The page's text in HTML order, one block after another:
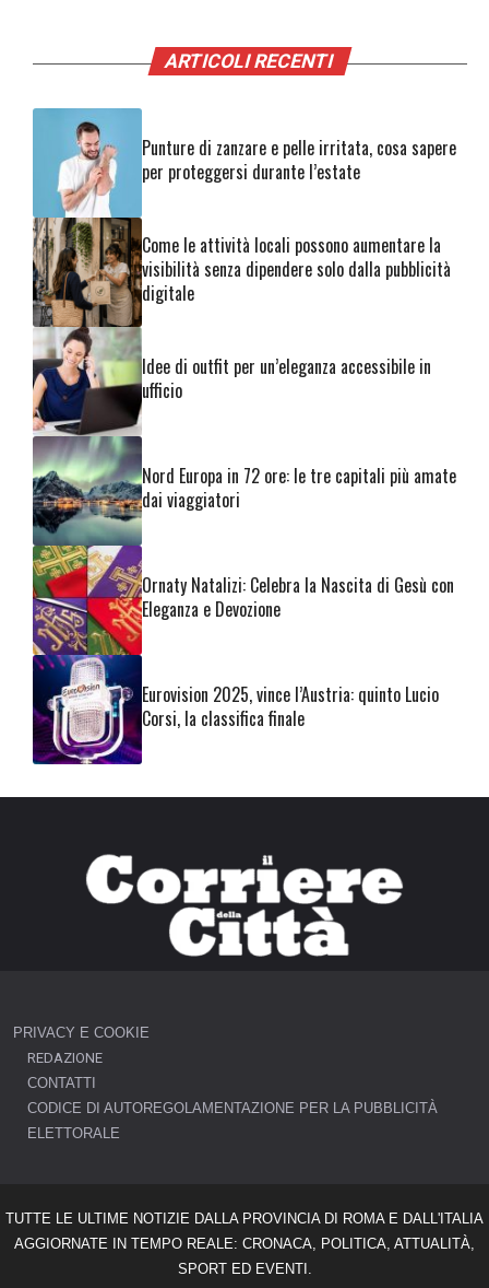
ARTICOLI RECENTI
Punture di zanzare e pelle irritata, cosa sapere
per proteggersi durante l’estate
Come le attività locali possono aumentare la
visibilità senza dipendere solo dalla pubblicità
digitale
Idee di outfit per un’eleganza accessibile in
ufficio
Nord Europa in 72 ore: le tre capitali più amate
dai viaggiatori
Ornaty Natalizi: Celebra la Nascita di Gesù con
Eleganza e Devozione
Eurovision 2025, vince l’Austria: quinto Lucio
Corsi, la classifica finale
PRIVACY E COOKIE
REDAZIONE
CONTATTI
CODICE DI AUTOREGOLAMENTAZIONE PER LA PUBBLICITÀ
ELETTORALE
TUTTE LE ULTIME NOTIZIE DALLA PROVINCIA DI ROMA E DALL'ITALIA
AGGIORNATE IN TEMPO REALE: CRONACA, POLITICA, ATTUALITÀ,
SPORT ED EVENTI.